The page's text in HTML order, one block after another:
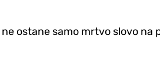
ostane samo mrtvo slovo na